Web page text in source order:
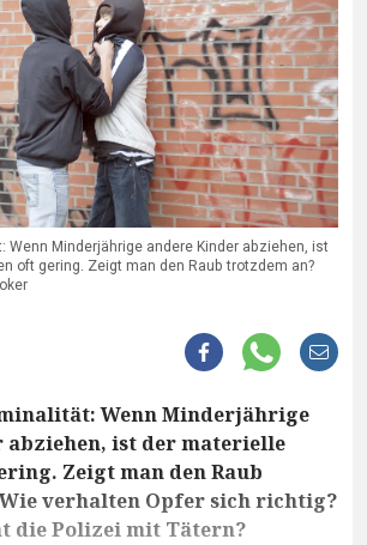
Wenn Minderjährige andere Kinder abziehen, ist
oft gering. Zeigt man den Raub trotzdem an?
Wenn Minderjährige
abziehen, ist der materielle
Zeigt man den Raub
verhalten Opfer sich richtig?
die Polizei mit Tätern?